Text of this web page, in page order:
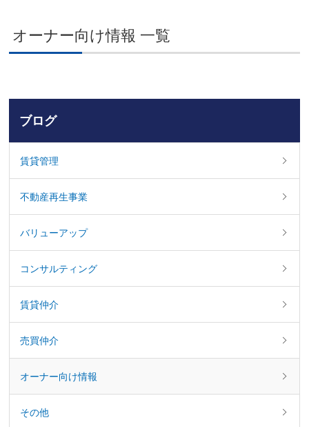
オーナー向け情報 一覧
ブログ
賃貸管理
不動産再生事業
バリューアップ
コンサルティング
賃貸仲介
売買仲介
オーナー向け情報
その他